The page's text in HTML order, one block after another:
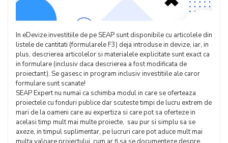
In eDevize investitiile de pe SEAP sunt disponibile cu articolele din
listele de cantitati (formularele F3) deja introduse in devize, iar, in
plus, descrierea articolelor si materialele explicitate sunt exact ca
in formulare (inclusiv daca descrierea a fost modificata de
proiectant). Se gasesc in program inclusiv investitiile ale caror
formulare sunt scanate!
SEAP Expert nu numai ca schimba modul in care se oferteaza
proiectele cu fonduri publice dar scuteste timpi de lucru extrem de
mari de la oameni care au expertiza si care pot sa oferteze in
acelasi timp mult mai multe proiecte, sau pur si simplu sa se
axeze, in timpul suplimentar, pe lucruri care pot aduce mult mai